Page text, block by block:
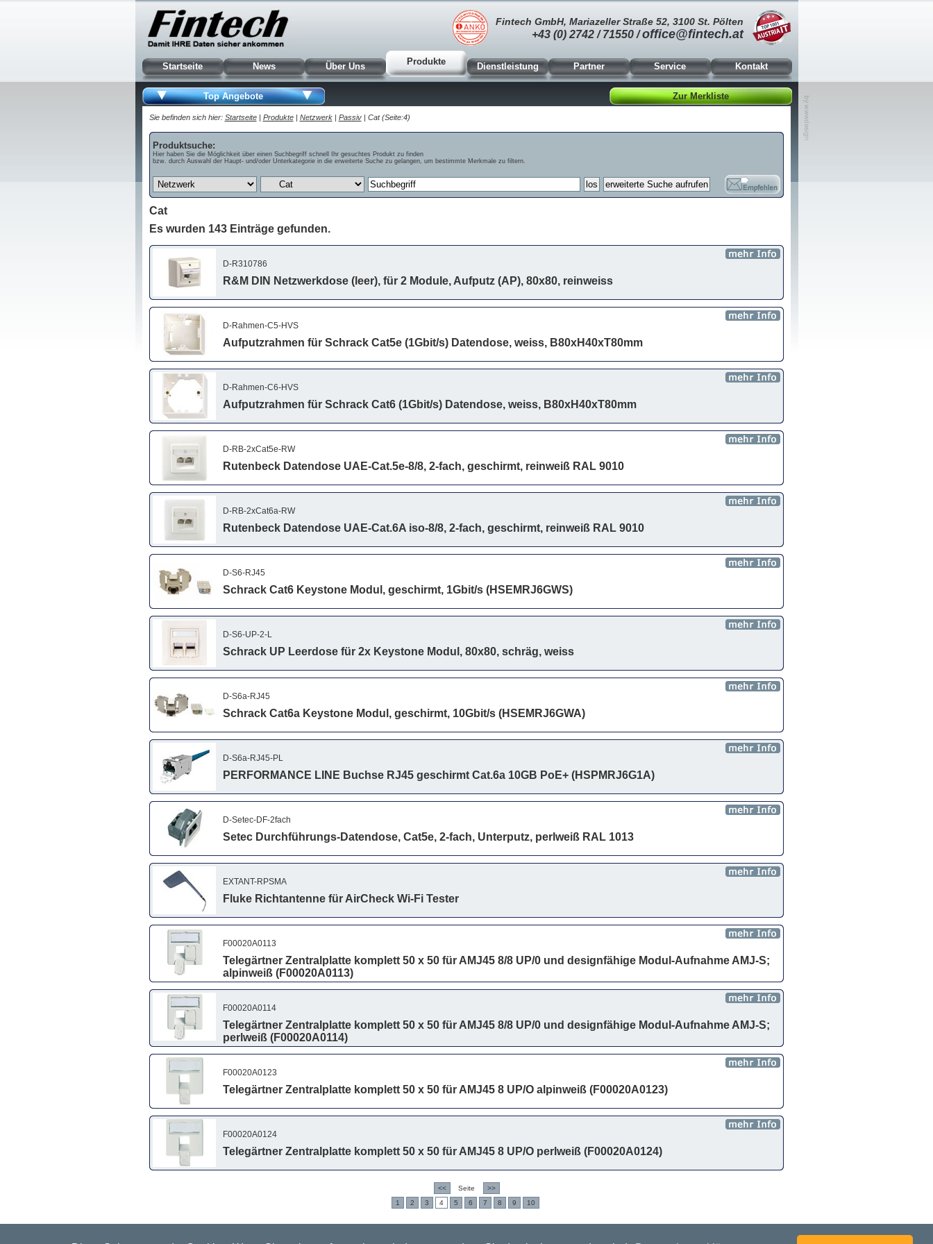
Fintech GmbH, Mariazeller Straße 52, 3100 St. Pölten
+43 (0) 2742 / 71550 /office@fintech.at
Startseite News Über Uns Produkte Dienstleistung Partner Service Kontakt
Top Angebote Zur Merkliste
Sie befinden sich hier: Startseite| Produkte| Netzwerk| Passiv| Cat (Seite:4)
Produktsuche:
Hier haben Sie die Möglichkeit über einen Suchbegriff schnell Ihr gesuchtes Produkt zu finden
bzw. durch Auswahl der Haupt- und/oder Unterkategorie in die erweiterte Suche zu gelangen, um bestimmte Merkmale zu filtern.
Cat
Es wurden 143 Einträge gefunden.
D-R310786
R&M DIN Netzwerkdose (leer), für 2 Module, Aufputz (AP), 80x80, reinweiss
D-Rahmen-C5-HVS
Aufputzrahmen für Schrack Cat5e (1Gbit/s) Datendose, weiss, B80xH40xT80mm
D-Rahmen-C6-HVS
Aufputzrahmen für Schrack Cat6 (1Gbit/s) Datendose, weiss, B80xH40xT80mm
D-RB-2xCat5e-RW
Rutenbeck Datendose UAE-Cat.5e-8/8, 2-fach, geschirmt, reinweiß RAL 9010
D-RB-2xCat6a-RW
Rutenbeck Datendose UAE-Cat.6A iso-8/8, 2-fach, geschirmt, reinweiß RAL 9010
D-S6-RJ45
Schrack Cat6 Keystone Modul, geschirmt, 1Gbit/s (HSEMRJ6GWS)
D-S6-UP-2-L
Schrack UP Leerdose für 2x Keystone Modul, 80x80, schräg, weiss
D-S6a-RJ45
Schrack Cat6a Keystone Modul, geschirmt, 10Gbit/s (HSEMRJ6GWA)
D-S6a-RJ45-PL
PERFORMANCE LINE Buchse RJ45 geschirmt Cat.6a 10GB PoE+ (HSPMRJ6G1A)
D-Setec-DF-2fach
Setec Durchführungs-Datendose, Cat5e, 2-fach, Unterputz, perlweiß RAL 1013
EXTANT-RPSMA
Fluke Richtantenne für AirCheck Wi-Fi Tester
F00020A0113
Telegärtner Zentralplatte komplett 50 x 50 für AMJ45 8/8 UP/0 und designfähige Modul-Aufnahme AMJ-S;
alpinweiß (F00020A0113)
F00020A0114
Telegärtner Zentralplatte komplett 50 x 50 für AMJ45 8/8 UP/0 und designfähige Modul-Aufnahme AMJ-S;
perlweiß (F00020A0114)
F00020A0123
Telegärtner Zentralplatte komplett 50 x 50 für AMJ45 8 UP/O alpinweiß (F00020A0123)
F00020A0124
Telegärtner Zentralplatte komplett 50 x 50 für AMJ45 8 UP/O perlweiß (F00020A0124)
<< Seite
>>
1
2 3 4 5 6 7 8 9 10